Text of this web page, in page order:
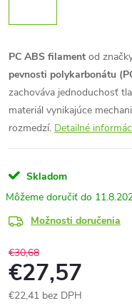
PC ABS filament od
pevnosti polykarbonátu
zachováva jednoduchosť
materiál vynikajúce
rozmedzí. Detailné
Skladom
Možnosti doručenia
€30,68
€27,57
€22,41 bez DPH